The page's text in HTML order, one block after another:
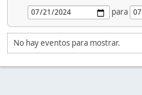
para
No hay eventos para mostrar.